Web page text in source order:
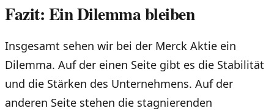
Fazit: Ein Dilemma bleiben
Insgesamt sehen wir bei der Merck Aktie ein
Dilemma. Auf der einen Seite gibt es die Stabilität
und die Stärken des Unternehmens. Auf der
anderen Seite stehen die stagnierenden